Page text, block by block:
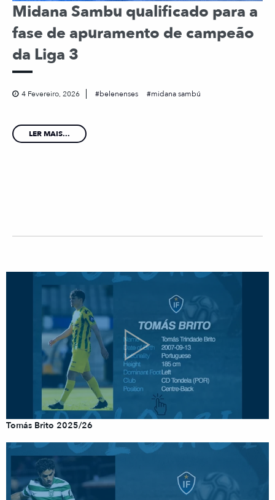
Midana Sambu qualificado para a
fase de apuramento de campeão
da Liga 3
4 Fevereiro, 2026 belenenses midana sambú
LER MAIS...
Tomás Brito 2025/26